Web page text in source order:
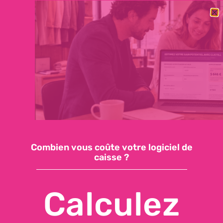
BESOIN DE CHANGER RAPIDEMENT DE LOGICIEL DE CAISSE ?
DÉCOUVREZ NOTRE OFFRE ESSENTIELLE : 59€/MOIS, SUPPORT
INCLUS, INSTALLATION EN QUELQUES JOURS
Demandez une démo
Accéder à ma caisse
Combien vous coûte votre logiciel de
caisse ?
Calculez